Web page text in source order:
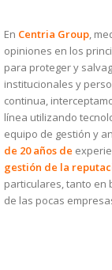
En Centria Group,
opiniones en los
para proteger y
institucionales y
continua,
línea utilizando
equipo de gestión y
de 20 años de
gestión de la
particulares, tanto en
de las pocas